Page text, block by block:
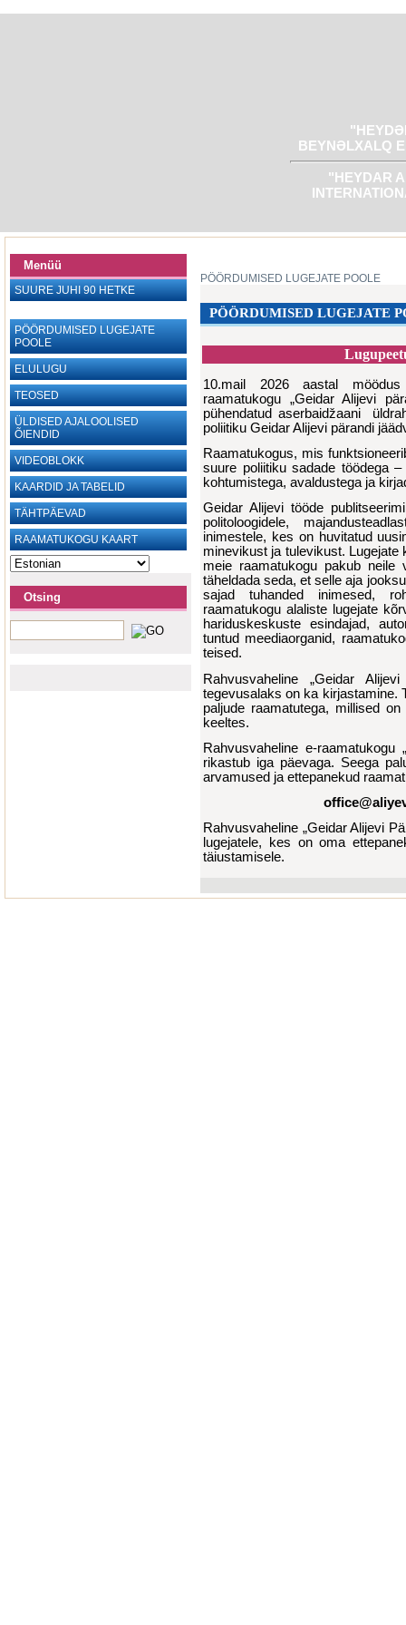
BEYNƏLXALQ
"HEYDAR
Menüü
SUURE JUHI 90 HETKE
PÖÖRDUMISED LUGEJATE
POOLE
ELULUGU
TEOSED
ÜLDISED AJALOOLISED
ÕIENDID
VIDEOBLOKK
KAARDID JA TABELID
TÄHTPÄEVAD
RAAMATUKOGU KAART
Otsing
PÖÖRDUMISED LUGEJATE POOLE
PÖÖRDUMISED LUGEJATE
10.mail 2026 aastal
raamatukogu „Geidar Alijevi
pühendatud aserbaidžaani
poliitiku Geidar Alijevi pärandi
Raamatukogus, mis
suure poliitiku sadade töödega
kohtumistega, avaldustega ja
Geidar Alijevi tööde
politoloogidele,
inimestele, kes on huvitatud
minevikust ja tulevikust. Lugejate
meie raamatukogu pakub neile
täheldada seda, et selle aja
sajad tuhanded inimesed,
raamatukogu alaliste lugejate
hariduskeskuste esindajad,
tuntud meediaorganid,
teised.
Rahvusvaheline „Geidar
tegevusalaks on ka kirjastamine.
paljude raamatutega, millised
keeltes.
Rahvusvaheline e-raamatukogu
rikastub iga päevaga. Seega
arvamused ja ettepanekud
Rahvusvaheline „Geidar Alijevi
lugejatele, kes on oma
täiustamisele.